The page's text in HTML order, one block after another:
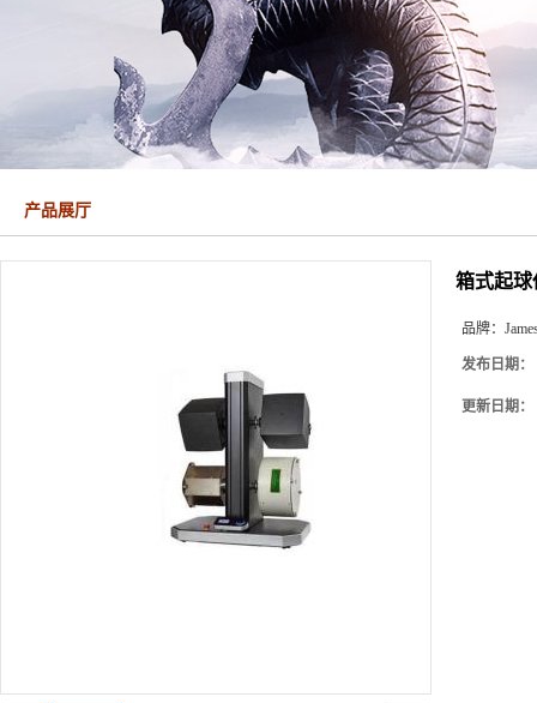
产品展厅
箱式起球
品牌：
发布日期：
更新日期：